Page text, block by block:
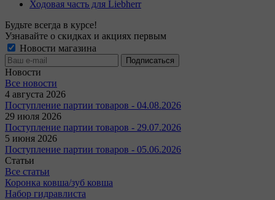
Ходовая часть для Liebherr
Будьте всегда в курсе!
Узнавайте о скидках и акциях первым
Новости магазина
Новости
Все новости
4 августа 2026
Поступление партии товаров - 04.08.2026
29 июля 2026
Поступление партии товаров - 29.07.2026
5 июня 2026
Поступление партии товаров - 05.06.2026
Статьи
Все статьи
Коронка ковша/зуб ковша
Набор гидравлиста